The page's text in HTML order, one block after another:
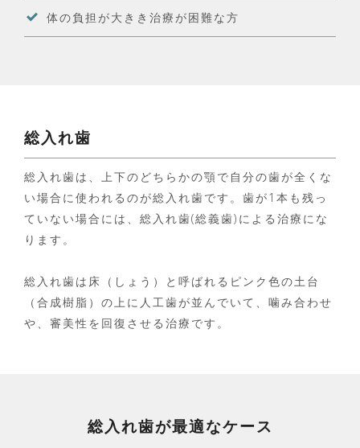
体の負担が大きき治療が困難な方
総入れ歯
総入れ歯は、上下のどちらかの顎で自分の歯が全くな
い場合に使われるのが総入れ歯です。歯が1本も残っ
ていない場合には、総入れ歯(総義歯)による治療にな
ります。
総入れ歯は床（しょう）と呼ばれるピンク色の土台
（合成樹脂）の上に人工歯が並んでいて、噛み合わせ
や、審美性を回復させる治療です。
総入れ歯が最適なケース